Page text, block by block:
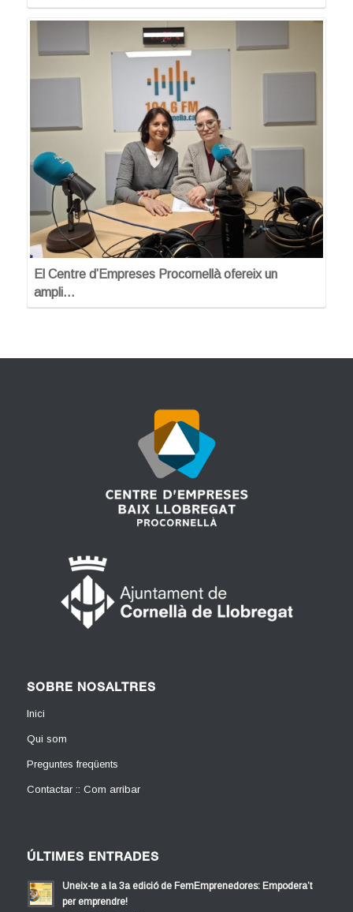
El Centre d’Empreses Procornellà ofereix un
ampli…
SOBRE NOSALTRES
Inici
Qui som
Preguntes freqüents
Contactar :: Com arribar
ÚLTIMES ENTRADES
Uneix-te a la 3a edició de FemEmprenedores: Empodera’t
per emprendre!